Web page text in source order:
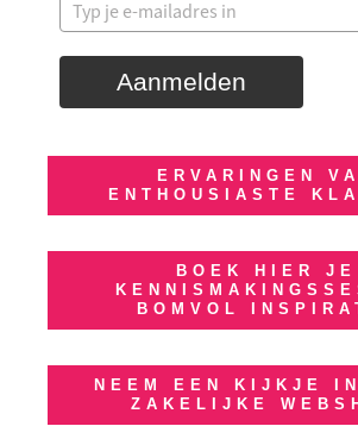
Aanmelden
ERVARINGEN
ENTHOUSIASTE
BOEK HIER JE
BOMVOL
NEEM EEN KIJKJE
ZAKELIJKE